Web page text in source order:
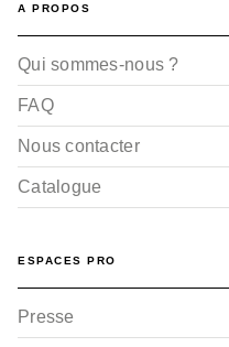
A PROPOS
Qui sommes-nous ?
FAQ
Nous contacter
Catalogue
ESPACES PRO
Presse